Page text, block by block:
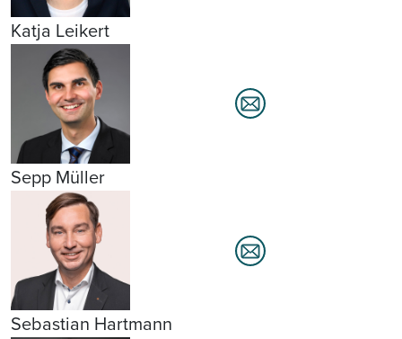
Katja Leikert
Sepp Müller
Sebastian Hartmann